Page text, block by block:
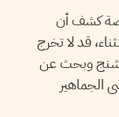
كشف أن
قد لا تخرج
وبحث عن
الجماهير